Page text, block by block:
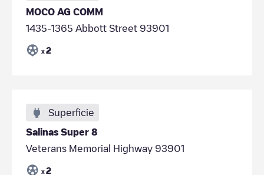
MOCO AG COMM
1435-1365 Abbott Street 93901
x 2
Superficie
Salinas Super 8
Veterans Memorial Highway 93901
x 2